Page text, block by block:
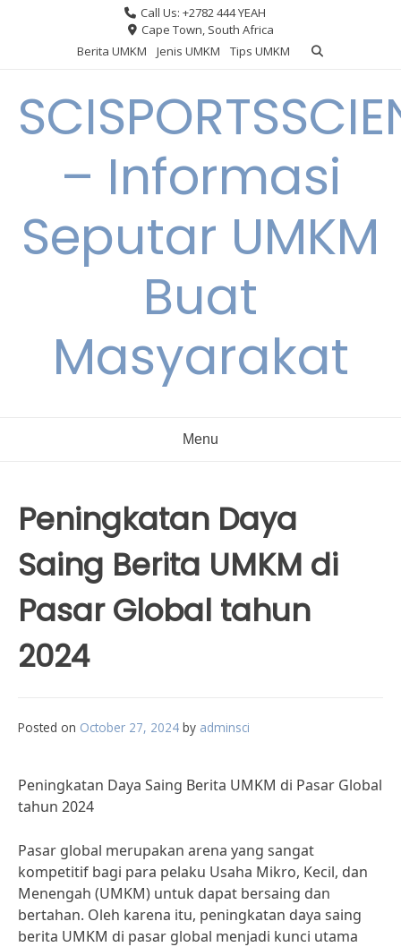
Call Us: +2782 444 YEAH
Cape Town, South Africa
Berita UMKM
Jenis UMKM Tips UMKM
– Informasi
Seputar UMKM
Buat
Masyarakat
Menu
Peningkatan Daya
Saing Berita UMKM di
Pasar Global tahun
2024
Posted on October 27, 2024 by adminsci
Peningkatan Daya Saing Berita UMKM di Pasar Global
tahun 2024
Pasar global merupakan arena yang sangat
kompetitif bagi para pelaku Usaha Mikro, Kecil, dan
Menengah (UMKM) untuk dapat bersaing dan
bertahan. Oleh karena itu, peningkatan daya saing
berita UMKM di pasar global menjadi kunci utama